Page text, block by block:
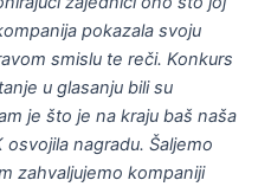
pokazala svoju
smislu te reči. Konkurs
u glasanju bili su
je što je na kraju baš naša
osvojila nagradu. Šaljemo
zahvaljujemo kompaniji